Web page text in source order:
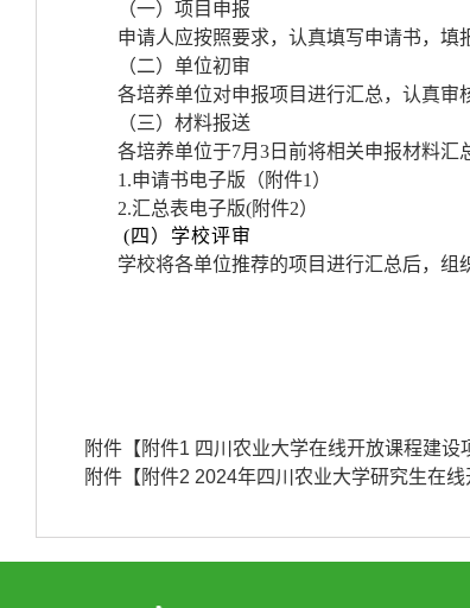
（一）项目申报
申请人应按照要求，认真填写申请书，填
（二）单位初审
各培养单位对申报项目进行汇总，认真审
（三）材料报送
各培养单位于7月3日前将相关申报材料汇
1.申请书电子版（附件1）
2.汇总表电子版(附件2）
(四）学校评审
学校将各单位推荐的项目进行汇总后，组
附件【 附件1 四川农业大学在线开放课程建设
附件【 附件2 2024年四川农业大学研究生在